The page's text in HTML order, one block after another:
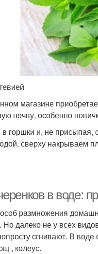
магазине
почву, особенно
горшки и, не
сверху накрываем
в воде:
размножения
далеко не у всех
сгнивают. В
, колеус.